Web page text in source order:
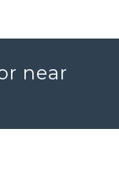
near